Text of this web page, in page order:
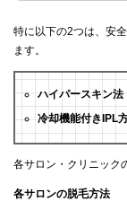
特に以下の2つは、安
ます。
ハイパースキン法
冷却機能付きIPL
各サロン・クリニック
各サロンの脱毛方法